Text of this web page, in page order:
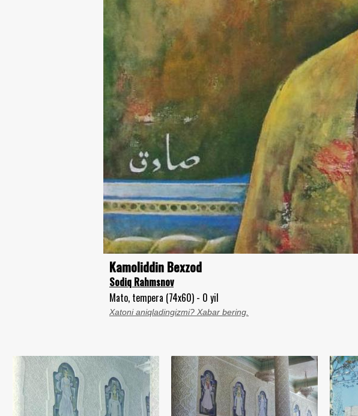
Kamoliddin Bexzod
Sodiq Rahmsnov
Mato, tempera (74x60) - 0 yil
Xatoni aniqladingizmi? Xabar bering.